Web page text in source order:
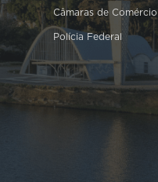
Câmaras de Comércio
Polícia Federal